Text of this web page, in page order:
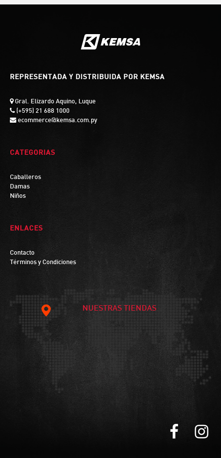
REPRESENTADA Y DISTRIBUIDA POR KEMSA
Gral. Elizardo Aquino, Luque
(+595) 21 688 1000
ecommerce@kemsa.com.py
CATEGORIAS
Caballeros
Damas
Niños
ENLACES
Contacto
Términos y Condiciones
NUESTRAS TIENDAS